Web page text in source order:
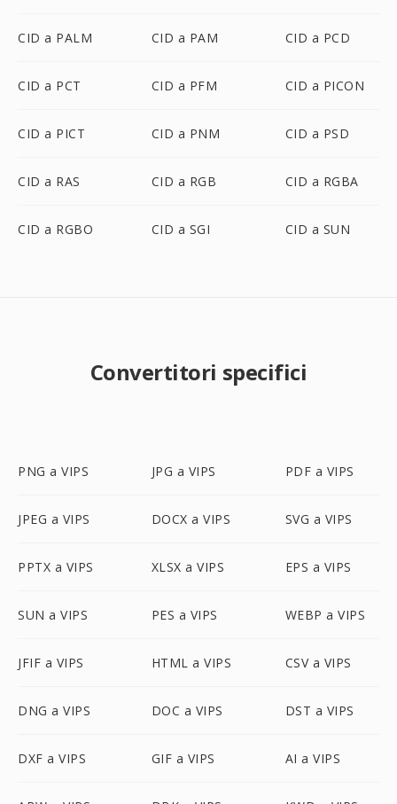
CID a PALM CID a PAM CID a PCD
CID a PCT CID a PFM CID a PICON
CID a PICT CID a PNM CID a PSD
CID a RAS CID a RGB CID a RGBA
CID a RGBO CID a SGI CID a SUN
Convertitori specifici
PNG a VIPS JPG a VIPS PDF a VIPS
JPEG a VIPS DOCX a VIPS SVG a VIPS
PPTX a VIPS XLSX a VIPS EPS a VIPS
SUN a VIPS PES a VIPS WEBP a VIPS
JFIF a VIPS HTML a VIPS CSV a VIPS
DNG a VIPS DOC a VIPS DST a VIPS
DXF a VIPS GIF a VIPS AI a VIPS